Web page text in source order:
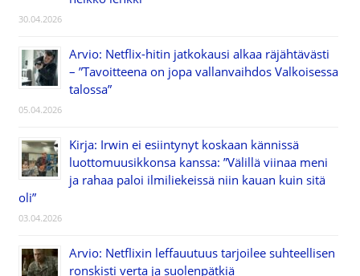
30.04.2026
Arvio: Netflix-hitin jatkokausi alkaa räjähtävästi
– ”Tavoitteena on jopa vallanvaihdos Valkoisessa
talossa”
05.04.2026
Kirja: Irwin ei esiintynyt koskaan kännissä
luottomuusikkonsa kanssa: ”Välillä viinaa meni
ja rahaa paloi ilmiliekeissä niin kauan kuin sitä
oli”
03.04.2026
Arvio: Netflixin leffauutuus tarjoilee suhteellisen
ronskisti verta ja suolenpätkiä